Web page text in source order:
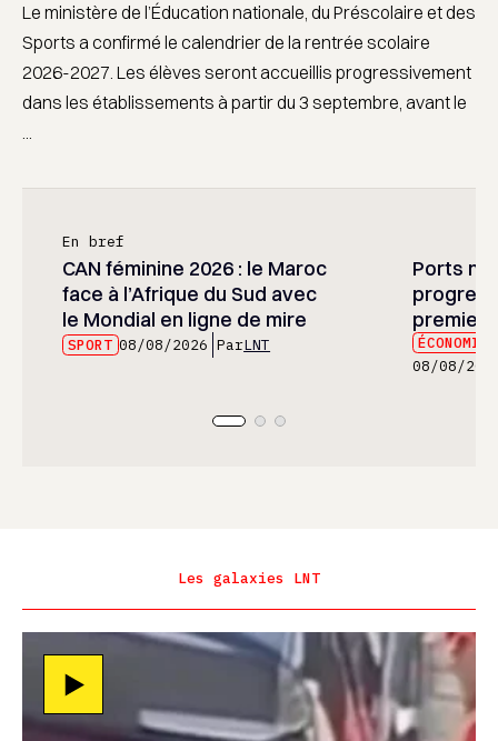
Le ministère de l’Éducation nationale, du Préscolaire et des
Sports a confirmé le calendrier de la rentrée scolaire
2026-2027. Les élèves seront accueillis progressivement
dans les établissements à partir du 3 septembre, avant le
...
En bref
CAN féminine 2026 : le Maroc
face à l’Afrique du Sud avec
le Mondial en ligne de mire
SPORT 08/08/2026 ParLNT
Ports
premier
08/08/
Les galaxies LNT